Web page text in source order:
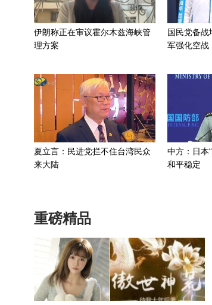
伊朗称正在审议霍尔木兹海峡管
理方案
国民党备战
军强化空战
夏立言：民进党拦不住台湾民众
来大陆
中方：日本
和平稳定
重磅精品